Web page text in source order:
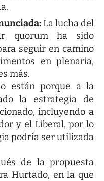
La lucha del
quorum ha sido
seguir en camino
en plenaria,
más.
están porque a la
la estrategia de
incluyendo a
y el Liberal, por lo
podría ser utilizada
de la propuesta
Hurtado, en la que